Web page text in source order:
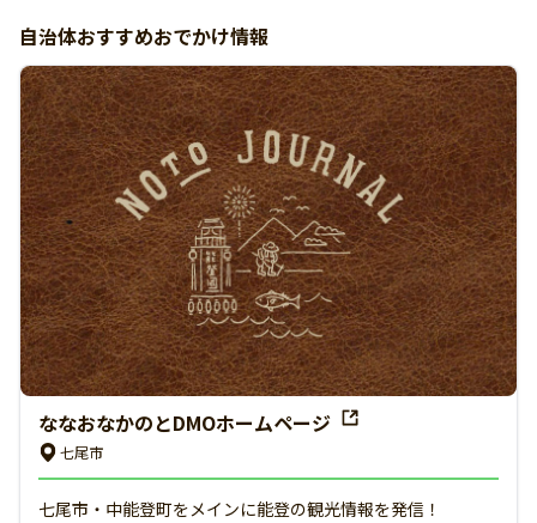
自治体おすすめおでかけ情報
ななおなかのとDMOホームページ
七尾市
七尾市・中能登町をメインに能登の観光情報を発信！